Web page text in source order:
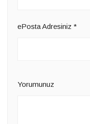
ePosta Adresiniz *
Yorumunuz